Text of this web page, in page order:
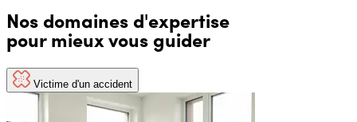
Nos domaines d'expertise
pour mieux vous guider
Victime d'un accident